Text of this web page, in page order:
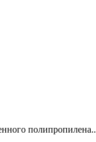
полипропилена..